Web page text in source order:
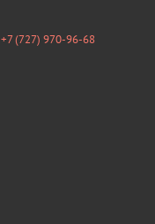
+7 (727) 970-96-68